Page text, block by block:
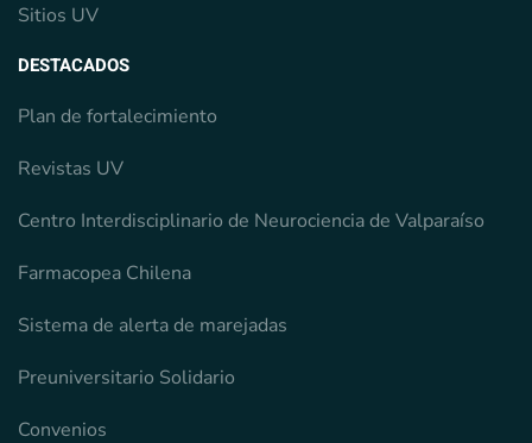
Sitios UV
DESTACADOS
Plan de fortalecimiento
Revistas UV
Centro Interdisciplinario de Neurociencia de Valparaíso
Farmacopea Chilena
Sistema de alerta de marejadas
Preuniversitario Solidario
Convenios